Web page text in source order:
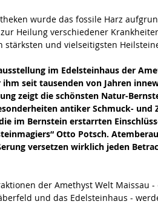
wurde das fossile Harz
Heilung verschiedener
stärksten und vielseitigsten
im Edelsteinhaus der
seit tausenden von Jahren
zeigt die schönsten Natur-
antiker Schmuck- und
im Bernstein erstarrten
Otto Potsch.
versetzen wirklich jeden
der Amethyst Welt Maissau
und das Edelsteinhaus -